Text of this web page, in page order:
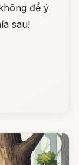
để ý
sau!